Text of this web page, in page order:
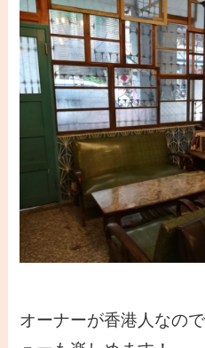
オーナーが香港人なの